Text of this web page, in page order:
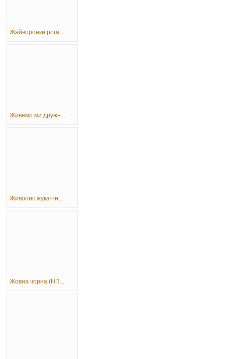
Жайворонки рога...
Живемо ми дружн...
Живопис жука-ти...
Жовна чорна (НП...